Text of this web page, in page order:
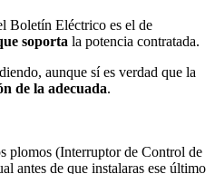
Boletín Eléctrico es el de
soporta la potencia contratada.
aunque sí es verdad que la
de la adecuada.
plomos (Interruptor de Control de
antes de que instalaras ese último